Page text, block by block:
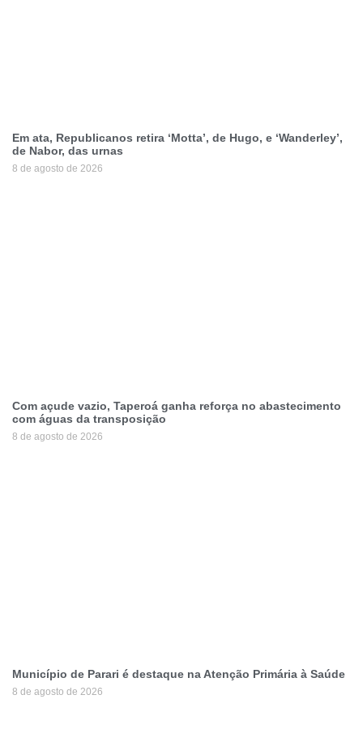
Em ata, Republicanos retira ‘Motta’, de Hugo, e ‘Wanderley’,
de Nabor, das urnas
8 de agosto de 2026
Com açude vazio, Taperoá ganha reforça no abastecimento
com águas da transposição
8 de agosto de 2026
Município de Parari é destaque na Atenção Primária à Saúde
8 de agosto de 2026